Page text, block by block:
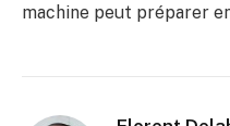
machine peut préparer